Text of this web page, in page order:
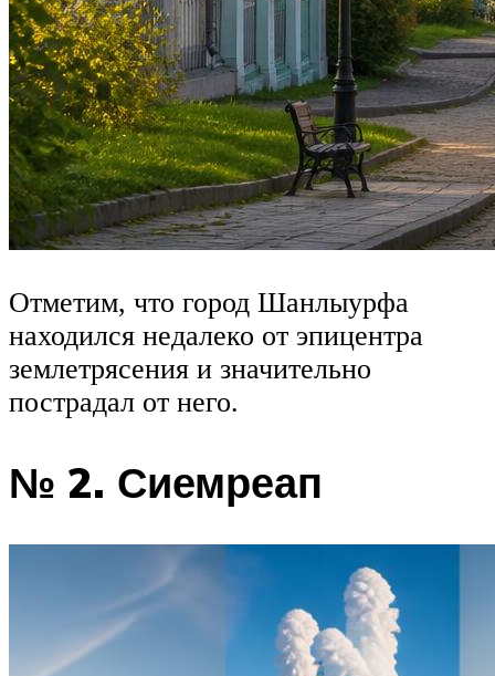
Отметим, что город Шанлыурфа
находился недалеко от эпицентра
землетрясения и значительно
пострадал от него.
№ 2. Сиемреап